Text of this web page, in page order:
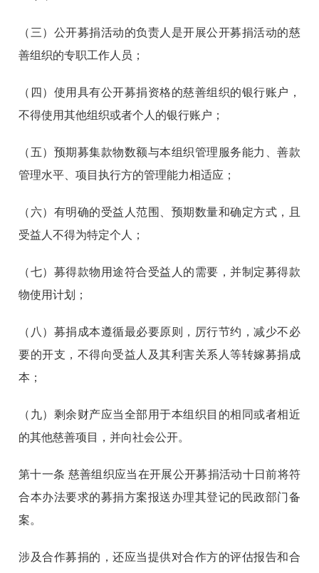
（三）公开募捐活动的负责人是开展公开募捐活动的慈
善组织的专职工作人员；
（四）使用具有公开募捐资格的慈善组织的银行账户，
不得使用其他组织或者个人的银行账户；
（五）预期募集款物数额与本组织管理服务能力、善款
管理水平、项目执行方的管理能力相适应；
（六）有明确的受益人范围、预期数量和确定方式，且
受益人不得为特定个人；
（七）募得款物用途符合受益人的需要，并制定募得款
物使用计划；
（八）募捐成本遵循最必要原则，厉行节约，减少不必
要的开支，不得向受益人及其利害关系人等转嫁募捐成
本；
（九）剩余财产应当全部用于本组织目的相同或者相近
的其他慈善项目，并向社会公开。
第十一条 慈善组织应当在开展公开募捐活动十日前将符
合本办法要求的募捐方案报送办理其登记的民政部门备
案。
涉及合作募捐的，还应当提供对合作方的评估报告和合